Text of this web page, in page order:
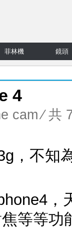
菲林機 鏡頭
4
cam⁄ 共
，不知
，
等等